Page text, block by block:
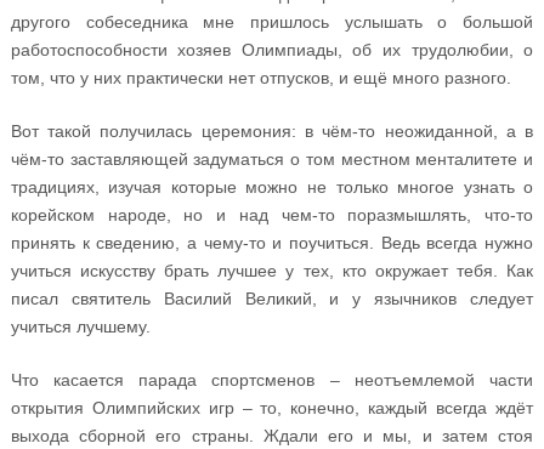
другого собеседника мне пришлось услышать о большой
работоспособности хозяев Олимпиады, об их трудолюбии, о
том, что у них практически нет отпусков, и ещё много разного.
Вот такой получилась церемония: в чём-то неожиданной, а в
чём-то заставляющей задуматься о том местном менталитете и
традициях, изучая которые можно не только многое узнать о
корейском народе, но и над чем-то поразмышлять, что-то
принять к сведению, а чему-то и поучиться. Ведь всегда нужно
учиться искусству брать лучшее у тех, кто окружает тебя. Как
писал святитель Василий Великий, и у язычников следует
учиться лучшему.
Что касается парада спортсменов – неотъемлемой части
открытия Олимпийских игр – то, конечно, каждый всегда ждёт
выхода сборной его страны. Ждали его и мы, и затем стоя